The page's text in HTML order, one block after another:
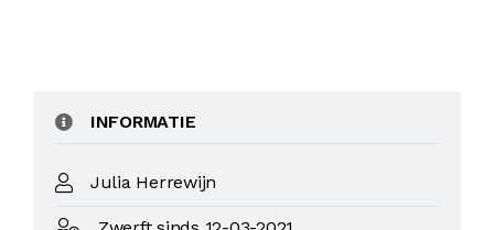
INFORMATIE
Julia Herrewijn